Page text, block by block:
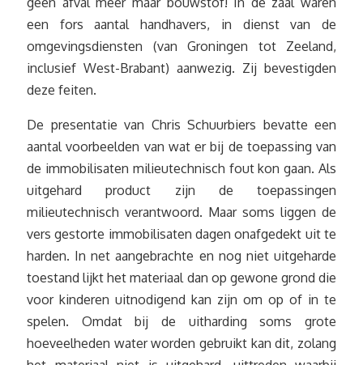
een fors aantal handhavers, in dienst van de
omgevingsdiensten (van Groningen tot Zeeland,
inclusief West-Brabant) aanwezig. Zij bevestigden
deze feiten.
De presentatie van Chris Schuurbiers bevatte een
aantal voorbeelden van wat er bij de toepassing van
de immobilisaten milieutechnisch fout kon gaan. Als
uitgehard product zijn de toepassingen
milieutechnisch verantwoord. Maar soms liggen de
vers gestorte immobilisaten dagen onafgedekt uit te
harden. In net aangebrachte en nog niet uitgeharde
toestand lijkt het materiaal dan op gewone grond die
voor kinderen uitnodigend kan zijn om op of in te
spelen. Omdat bij de uitharding soms grote
hoeveelheden water worden gebruikt kan dit, zolang